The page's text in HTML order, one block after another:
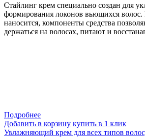
Стайлинг крем специально создан для
формирования локонов вьющихся волос.
наносится, компоненты средства
держаться на волосах, питают и
Подробнеe
Добавить в корзину купить в 1 клик
Увлажняющий крем для всех типов